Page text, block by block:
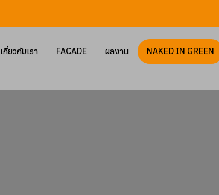
เกี่ยวกับเรา FACADE ผลงาน NAKED IN GREEN